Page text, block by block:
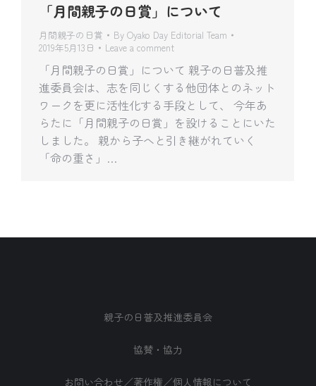
「月間親子の日賞」について
月間親子の日賞 By Oyako Day Editorial Team
2019年5月13日
Leave a comment
「月間親子の日賞」について 親子の日普及推
進委員会は、志を同じくする他団体とのネット
ワークを更に活性化する手段として、 今年あ
らたに「月間親子の日賞」を設けることにいた
しました。 親から子へと引き継がれていく
「命の重さ」…
親子の日普及推進委員会
協賛・協力
お問い合わせ／著作権／個人情報について